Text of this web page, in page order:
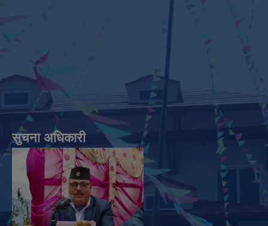
सुचना अधिकारी